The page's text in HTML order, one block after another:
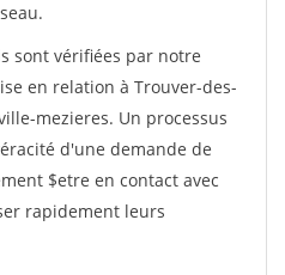
sont vérifiées par notre
en relation à Trouver-des-
mezieres. Un processus
d'une demande de
$etre en contact avec
rapidement leurs